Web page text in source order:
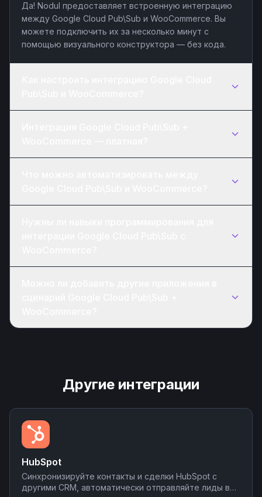
Да! Nodul предоставляет встроенную интеграцию
между Google Cloud Pub\Sub и WooCommerce. Вы
можете подключить их за несколько минут с
помощью визуального конструктора — без кода.
Другие интеграции
HubSpot
Синхронизируйте контакты и сделки HubSpot с
другими CRM, автоматически отправляйте лиды в